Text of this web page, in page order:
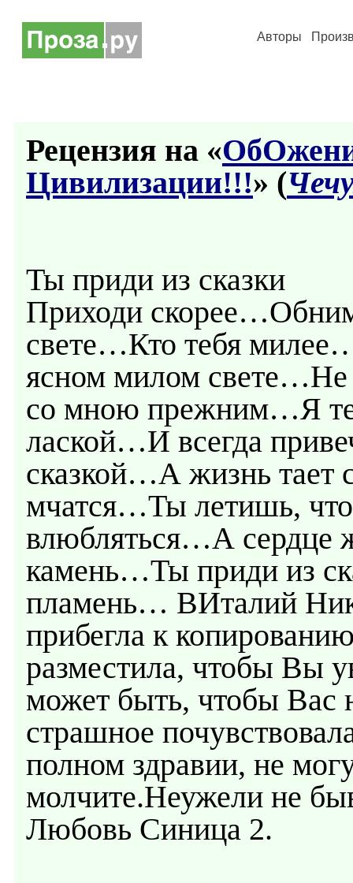
Авторы
Рецензия на «
Цивилизации!!!» (
Ты приди из сказки
Приходи
свете…Кто тебя
ясном милом
со мною прежним…Я
лаской…И всегда
сказкой…А жизнь тает
мчатся…Ты летишь,
влюбляться…А сердце
камень…Ты приди из
пламень… ВИталий
прибегла к
разместила, чтобы Вы
может быть, чтобы
страшное
полном здравии, не
молчите.Неужели не
Любовь Синица 2.